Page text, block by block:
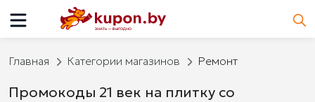
Главная Категории магазинов Ремонт
Промокоды 21 век на плитку со